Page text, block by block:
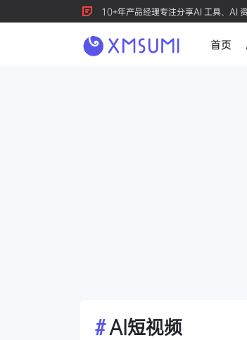
10+年产品经理专注分享AI 工具、AI
首页
#AI短视频